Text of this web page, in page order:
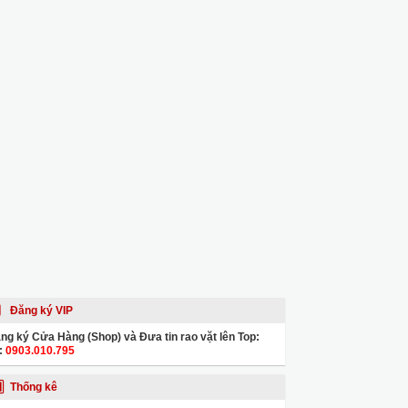
Đăng ký VIP
ký Cửa Hàng (Shop) và Đưa tin rao vặt lên Top:
0903.010.795
Thống kê